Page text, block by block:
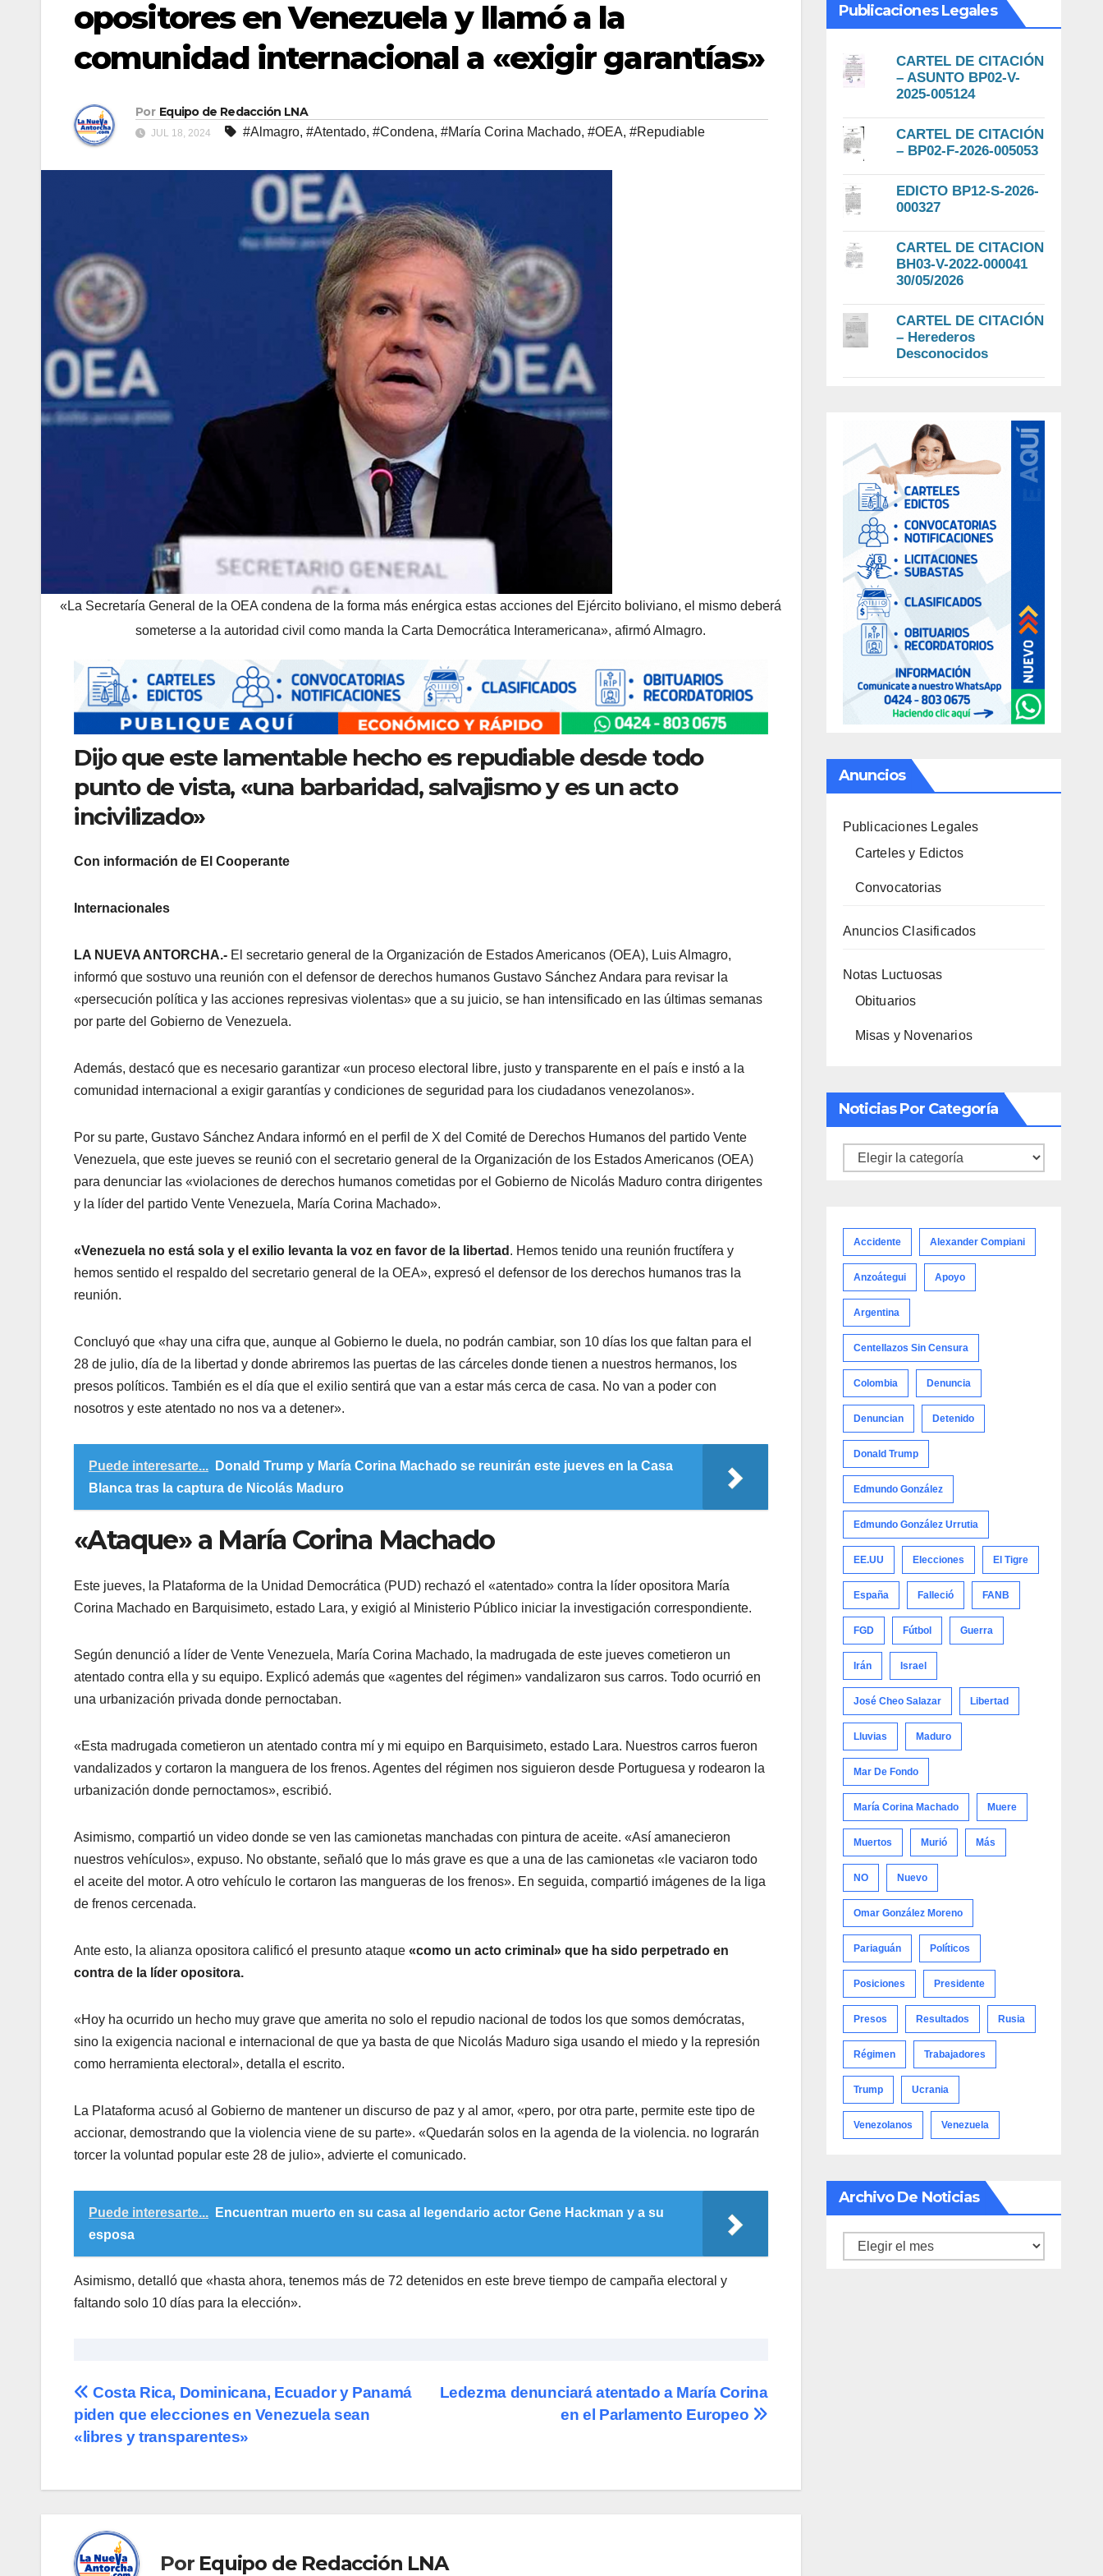
opositores en Venezuela y llamó a la
comunidad internacional a «exigir garantías»
Por Equipo de Redacción LNA
JUL 18, 2024 #Almagro, #Atentado, #Condena, #María Corina Machado, #OEA, #Repudiable
«La Secretaría General de la OEA condena de la forma más enérgica estas acciones del Ejército boliviano, el mismo deberá
someterse a la autoridad civil como manda la Carta Democrática Interamericana», afirmó Almagro.
Dijo que este lamentable hecho es repudiable desde todo
punto de vista, «una barbaridad, salvajismo y es un acto
incivilizado»
Con información de El Cooperante
Internacionales
LA NUEVA ANTORCHA.- El secretario general de la Organización de Estados Americanos (OEA), Luis Almagro,
informó que sostuvo una reunión con el defensor de derechos humanos Gustavo Sánchez Andara para revisar la
«persecución política y las acciones represivas violentas» que a su juicio, se han intensificado en las últimas semanas
por parte del Gobierno de Venezuela.
Además, destacó que es necesario garantizar «un proceso electoral libre, justo y transparente en el país e instó a la
comunidad internacional a exigir garantías y condiciones de seguridad para los ciudadanos venezolanos».
Por su parte, Gustavo Sánchez Andara informó en el perfil de X del Comité de Derechos Humanos del partido Vente
Venezuela, que este jueves se reunió con el secretario general de la Organización de los Estados Americanos (OEA)
para denunciar las «violaciones de derechos humanos cometidas por el Gobierno de Nicolás Maduro contra dirigentes
y la líder del partido Vente Venezuela, María Corina Machado».
«Venezuela no está sola y el exilio levanta la voz en favor de la libertad . Hemos tenido una reunión fructífera y
hemos sentido el respaldo del secretario general de la OEA», expresó el defensor de los derechos humanos tras la
reunión.
Concluyó que «hay una cifra que, aunque al Gobierno le duela, no podrán cambiar, son 10 días los que faltan para el
28 de julio, día de la libertad y donde abriremos las puertas de las cárceles donde tienen a nuestros hermanos, los
presos políticos. También es el día que el exilio sentirá que van a estar más cerca de casa. No van a poder con
nosotros y este atentado no nos va a detener».
Puede interesarte...
Donald Trump y María Corina Machado se reunirán este jueves en la Casa
Blanca tras la captura de Nicolás Maduro
«Ataque» a María Corina Machado
Este jueves, la Plataforma de la Unidad Democrática (PUD) rechazó el «atentado» contra la líder opositora María
Corina Machado en Barquisimeto, estado Lara, y exigió al Ministerio Público iniciar la investigación correspondiente.
Según denunció a líder de Vente Venezuela, María Corina Machado, la madrugada de este jueves cometieron un
atentado contra ella y su equipo. Explicó además que «agentes del régimen» vandalizaron sus carros. Todo ocurrió en
una urbanización privada donde pernoctaban.
«Esta madrugada cometieron un atentado contra mí y mi equipo en Barquisimeto, estado Lara. Nuestros carros fueron
vandalizados y cortaron la manguera de los frenos. Agentes del régimen nos siguieron desde Portuguesa y rodearon la
urbanización donde pernoctamos», escribió.
Asimismo, compartió un video donde se ven las camionetas manchadas con pintura de aceite. «Así amanecieron
nuestros vehículos», expuso. No obstante, señaló que lo más grave es que a una de las camionetas «le vaciaron todo
el aceite del motor. A otro vehículo le cortaron las mangueras de los frenos». En seguida, compartió imágenes de la liga
de frenos cercenada.
Ante esto, la alianza opositora calificó el presunto ataque «como un acto criminal» que ha sido perpetrado en
contra de la líder opositora.
«Hoy ha ocurrido un hecho muy grave que amerita no solo el repudio nacional de todos los que somos demócratas,
sino la exigencia nacional e internacional de que ya basta de que Nicolás Maduro siga usando el miedo y la represión
como herramienta electoral», detalla el escrito.
La Plataforma acusó al Gobierno de mantener un discurso de paz y al amor, «pero, por otra parte, permite este tipo de
accionar, demostrando que la violencia viene de su parte». «Quedarán solos en la agenda de la violencia. no lograrán
torcer la voluntad popular este 28 de julio», advierte el comunicado.
Puede interesarte...
Encuentran muerto en su casa al legendario actor Gene Hackman y a su
esposa
Asimismo, detalló que «hasta ahora, tenemos más de 72 detenidos en este breve tiempo de campaña electoral y
faltando solo 10 días para la elección».
Navegación
de
Ledezma denunciará atentado a María Corina
en el Parlamento Europeo
Costa Rica, Dominicana, Ecuador y Panamá
piden que elecciones en Venezuela sean
«libres y transparentes»
Por Equipo de Redacción LNA
Publicaciones Legales
CARTEL DE CITACIÓN
– ASUNTO BP02-V-
2025-005124
CARTEL DE CITACIÓN
– BP02-F-2026-005053
EDICTO BP12-S-2026-
000327
CARTEL DE CITACION
BH03-V-2022-000041
30/05/2026
CARTEL DE CITACIÓN
– Herederos
Desconocidos
Anuncios
Publicaciones Legales
Carteles y Edictos
Convocatorias
Anuncios Clasificados
Notas Luctuosas
Obituarios
Misas y Novenarios
Noticias Por Categoría
Noticias
Accidente Alexander Compiani
Anzoátegui Apoyo
Argentina
Centellazos Sin Censura
Colombia Denuncia
Denuncian Detenido
Donald Trump
Edmundo González
Edmundo González Urrutia
EE.UU Elecciones El Tigre
España Falleció FANB
FGD Fútbol Guerra
Irán Israel
José Cheo Salazar Libertad
Lluvias Maduro
Mar De Fondo
María Corina Machado Muere
Muertos Murió Más
NO Nuevo
Omar González Moreno
Pariaguán Políticos
Posiciones Presidente
Presos Resultados Rusia
Régimen Trabajadores
Trump Ucrania
Venezolanos Venezuela
Archivo De Noticias
Archivo